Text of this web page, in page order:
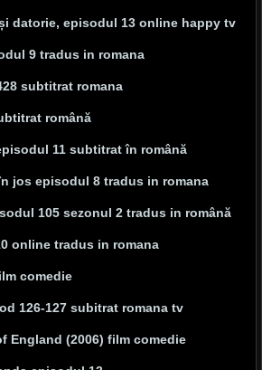
datorie, episodul 13 online happy tv
9 tradus in romana
subtitrat romana
română
11 subtitrat în română
jos episodul 8 tradus in romana
105 sezonul 2 tradus in română
online tradus in romana
comedie
126-127 subitrat romana tv
England (2006) film comedie